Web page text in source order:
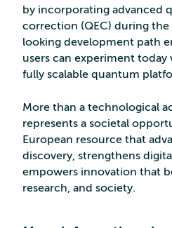
by incorporating advanced
correction (QEC) during
looking development path
users can experiment
fully scalable quantum
More than a technological
represents a societal
European resource that
discovery, strengthens
empowers innovation that
research, and society.